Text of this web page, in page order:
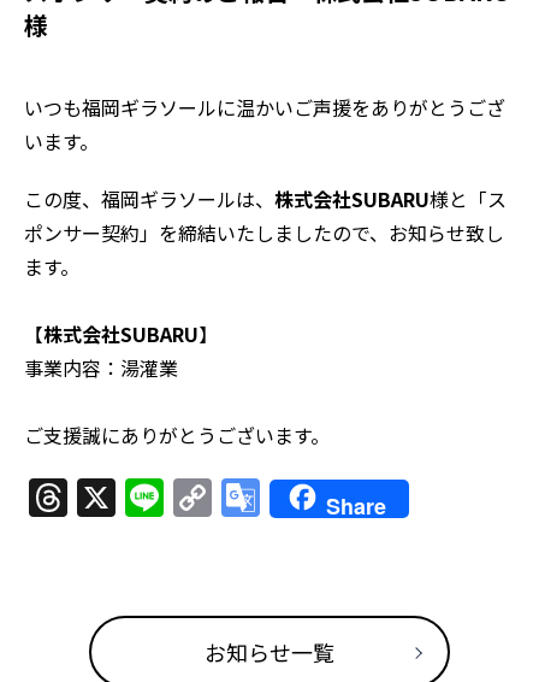
様
いつも福岡ギラソールに温かいご声援をありがとうござ
います。
この度、福岡ギラソールは、 株式会社SUBARU様と「ス
ポンサー契約」を締結いたしましたので、お知らせ致し
ます。
【株式会社SUBARU】
事業内容：湯灌業
ご支援誠にありがとうございます。
Threads
X LineCopy
Link
Google
Translate
Share
お知らせ一覧